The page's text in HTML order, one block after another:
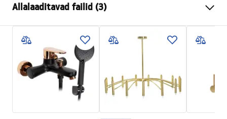
Paigaldusviis
Värv
Must, Must/Kuldne
Vooliku tüüp
Fikseeritud
Materjal
Väljalaskeava ulatus
100mm
280
mm
Allalaaditavad failid (3)
Garantiitingimused
Warranty_Terms_and_Conditions_Faucets_-_5.pdf
Paigaldusjuhend